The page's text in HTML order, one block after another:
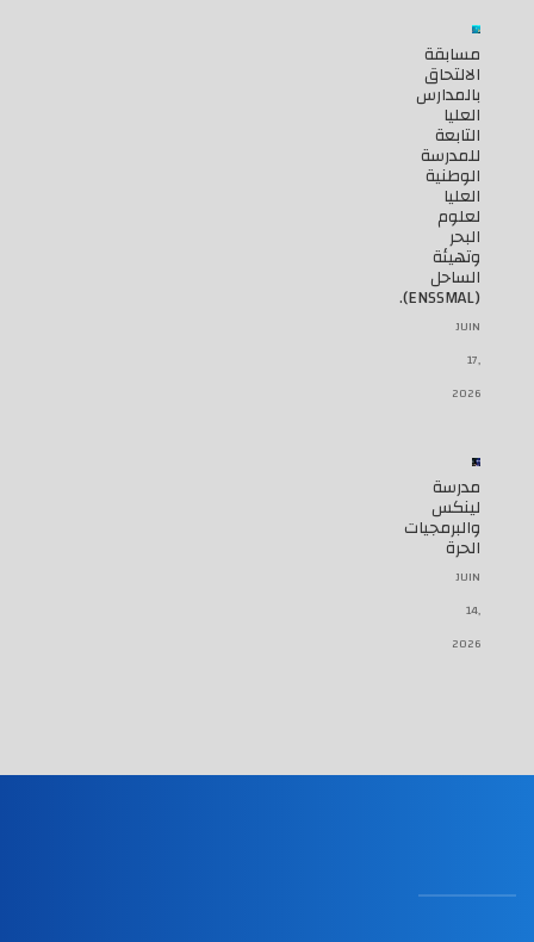
مسابقة
الالتحاق
بالمدارس
العليا
التابعة
للمدرسة
الوطنية
العليا
لعلوم
البحر
وتهيئة
الساحل
(ENSSMAL).
JUIN
17,
2026
مدرسة
لينكس
والبرمجيات
الحرة
JUIN
14,
2026